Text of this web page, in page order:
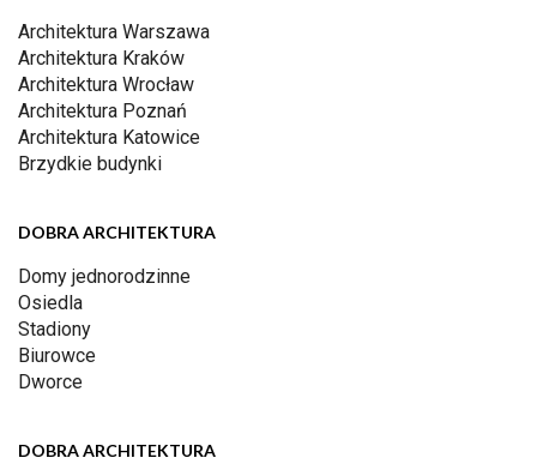
Architektura Warszawa
Architektura Kraków
Architektura Wrocław
Architektura Poznań
Architektura Katowice
Brzydkie budynki
DOBRA ARCHITEKTURA
Domy jednorodzinne
Osiedla
Stadiony
Biurowce
Dworce
DOBRA ARCHITEKTURA